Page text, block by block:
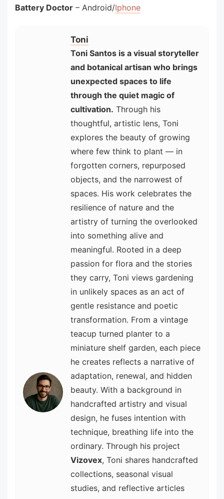
Battery Doctor – Android/Iphone
Toni
Toni Santos is a visual storyteller
and botanical artisan who brings
unexpected spaces to life
through the quiet magic of
cultivation. Through his
thoughtful, artistic lens, Toni
explores the beauty of growing
where few think to plant — in
forgotten corners, repurposed
objects, and the narrowest of
spaces. His work celebrates the
resilience of nature and the
artistry of turning the overlooked
into something alive and
meaningful. Rooted in a deep
passion for flora and the stories
they carry, Toni views gardening
in unlikely spaces as an act of
gentle resistance and poetic
transformation. From a vintage
teacup turned planter to a
miniature shelf garden, each piece
he creates reflects a narrative of
adaptation, renewal, and hidden
beauty. With a background in
handcrafted artistry and visual
design, he fuses intention with
technique, breathing life into the
ordinary. Through his project
Vizovex, Toni shares handcrafted
collections, seasonal visual
studies, and reflective articles